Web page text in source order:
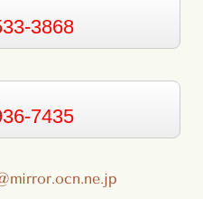
TEL
3868
TEL
7435